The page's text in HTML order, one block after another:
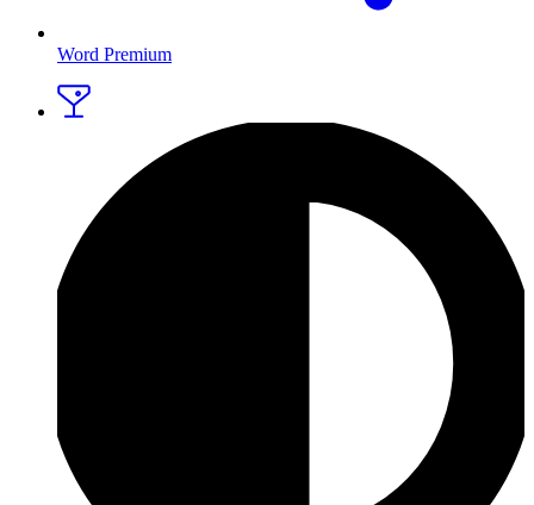
Word Premium